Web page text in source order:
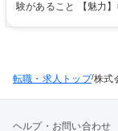
もり作成業務等） ■既
験があること 【魅力
歴・資格 学歴：大学
転職・求人トップ/株式
ヘルプ・お問い合わせ